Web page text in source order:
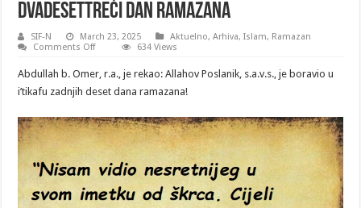
DVADESETTREĆI DAN RAMAZANA
SIF-N March 23, 2025 Aktuelno,Arhiva,Islam, Ramazan
Comments Offon
RAMAZANA
634 Views
Abdullah b. Omer, r.a., je rekao: Allahov Poslanik, s.a.v.s., je boravio u
i’tikafu zadnjih deset dana ramazana!